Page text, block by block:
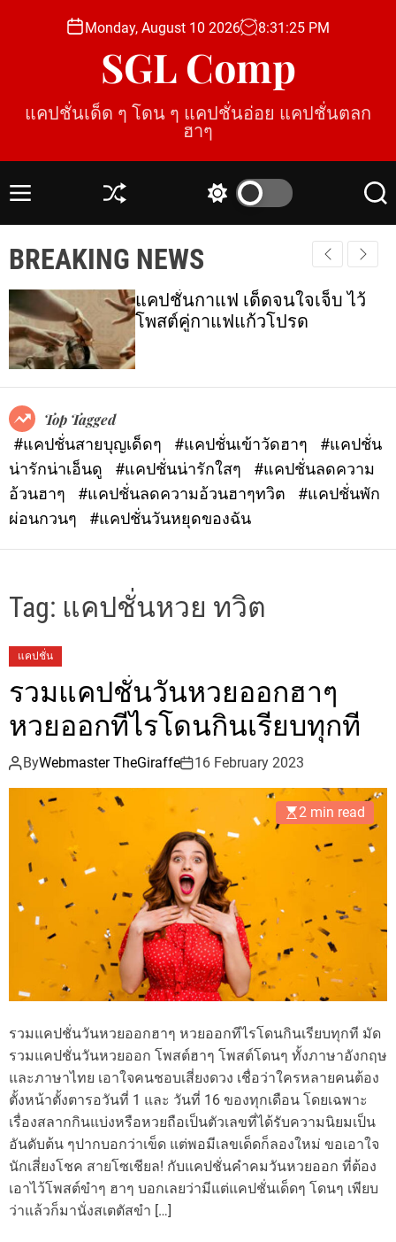
o
Monday, August 10 2026 8:31 :26 PM
SGL Comp
แคปชั่นเด็ด ๆ โดน ๆ แคปชั่นอ่อย แคปชั่นตลก
ฮาๆ
M
u
S
ff
l
e
t
c
c
o
e
S
r
c
h
BREAKING NEWS
แคปชั่นกาแฟ เด็ดจนใจเจ็บ ไว้
โพสต์คู่กาแฟแก้วโปรด
Top Tagged
#แคปชั่นสายบุญเด็ดๆ
#แคปชั่นเข้าวัดฮาๆ
#แคปชั่น
น่ารักน่าเอ็นดู
#แคปชั่นน่ารักใสๆ
#แคปชั่นลดความ
อ้วนฮาๆ
#แคปชั่นลดความอ้วนฮาๆทวิต
#แคปชั่นพัก
ผ่อนกวนๆ
#แคปชั่นวันหยุดของฉัน
Tag: แคปชั่นหวย ทวิต
แคปชั่น
รวมแคปชั่นวันหวยออกฮาๆ
หวยออกทีไรโดนกินเรียบทุกที
ByWebmaster TheGiraffe 16 February 2023
2 min read
รวมแคปชั่นวันหวยออกฮาๆ หวยออกทีไรโดนกินเรียบทุกที มัด
รวมแคปชั่นวันหวยออก โพสต์ฮาๆ โพสต์โดนๆ ทั้งภาษาอังกฤษ
และภาษาไทย เอาใจคนชอบเสี่ยงดวง เชื่อว่าใครหลายคนต้อง
ตั้งหน้าตั้งตารอวันที่ 1 และ วันที่ 16 ของทุกเดือน โดยเฉพาะ
เรื่องสลากกินแบ่งหรือหวยถือเป็นตัวเลขที่ได้รับความนิยมเป็น
อันดับต้น ๆปากบอกว่าเข็ด แต่พอมีเลขเด็ดก็ลองใหม่ ขอเอาใจ
นักเสี่ยงโชค สายโซเชียล! กับแคปชั่นคำคมวันหวยออก ที่ต้อง
เอาไว้โพสต์ขำๆ ฮาๆ บอกเลยว่ามีแต่แคปชั่นเด็ดๆ โดนๆ เพียบ
ว่าแล้วก็มานั่งสเตตัสขำ […]